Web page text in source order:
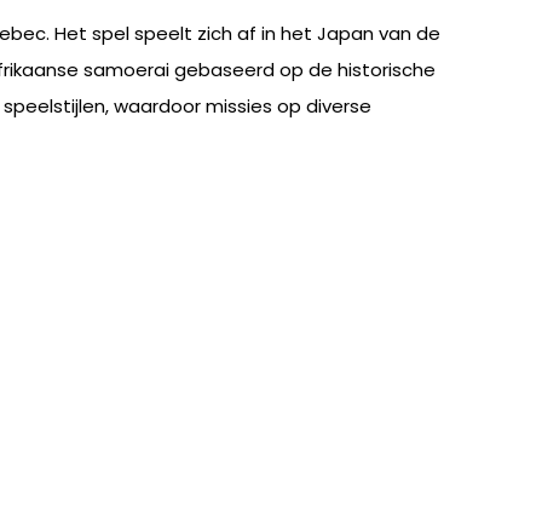
Het spel speelt zich af in het Japan van de
samoerai gebaseerd op de historische
waardoor missies op diverse